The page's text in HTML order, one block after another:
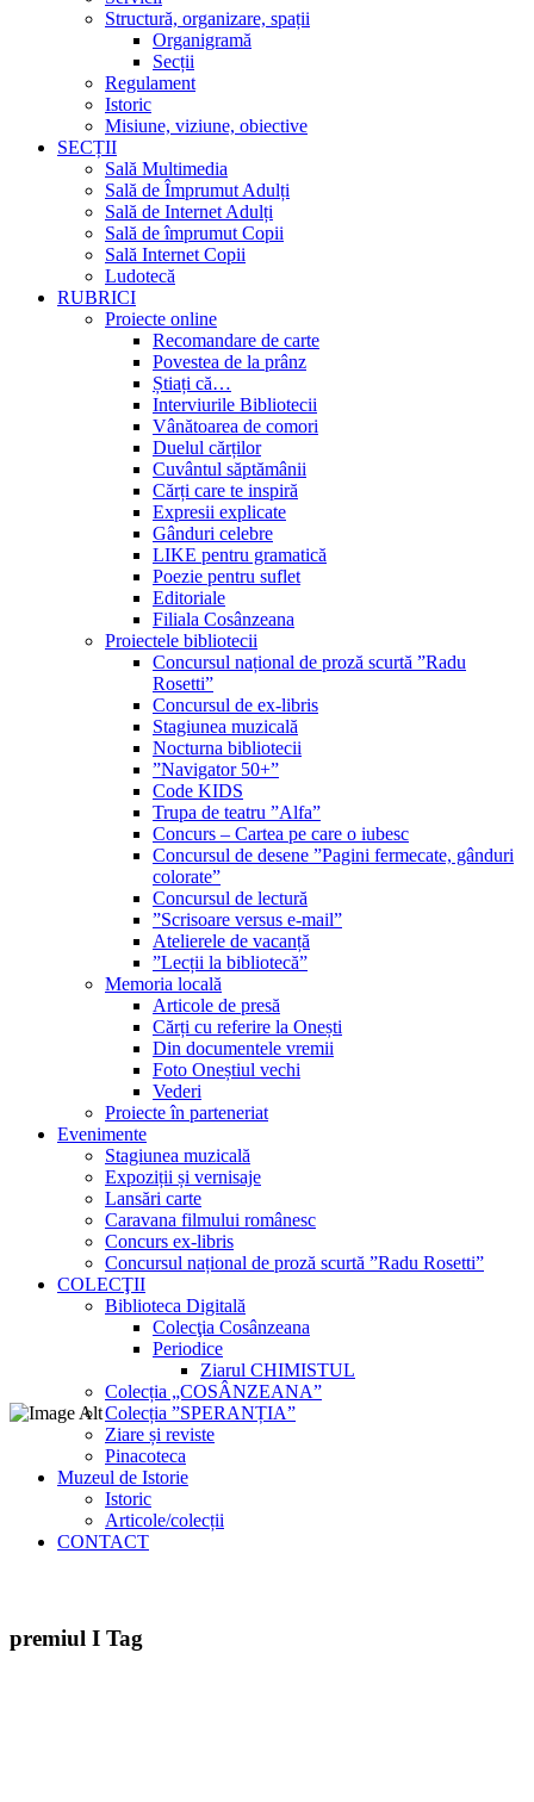
Structură, organizare, spații
Organigramă
Secții
Regulament
Istoric
Misiune, viziune, obiective
SECȚII
Sală Multimedia
Sală de Împrumut Adulți
Sală de Internet Adulți
Sală de împrumut Copii
Sală Internet Copii
Ludotecă
RUBRICI
Proiecte online
Recomandare de carte
Povestea de la prânz
Știați că…
Interviurile Bibliotecii
Vânătoarea de comori
Duelul cărților
Cuvântul săptămânii
Cărți care te inspiră
Expresii explicate
Gânduri celebre
LIKE pentru gramatică
Poezie pentru suflet
Editoriale
Filiala Cosânzeana
Proiectele bibliotecii
Concursul național de proză scurtă ”Radu
Rosetti”
Concursul de ex-libris
Stagiunea muzicală
Nocturna bibliotecii
”Navigator 50+”
Code KIDS
Trupa de teatru ”Alfa”
Concurs – Cartea pe care o iubesc
Concursul de desene ”Pagini fermecate, gânduri
colorate”
Concursul de lectură
”Scrisoare versus e-mail”
Atelierele de vacanță
”Lecții la bibliotecă”
Memoria locală
Articole de presă
Cărți cu referire la Onești
Din documentele vremii
Foto Oneștiul vechi
Vederi
Proiecte în parteneriat
Evenimente
Stagiunea muzicală
Expoziții și vernisaje
Lansări carte
Caravana filmului românesc
Concurs ex-libris
Concursul național de proză scurtă ”Radu Rosetti”
COLECŢII
Biblioteca Digitală
Colecţia Cosânzeana
Periodice
Ziarul CHIMISTUL
Colecția „COSÂNZEANA”
Colecția ”SPERANȚIA”
Ziare și reviste
Pinacoteca
Muzeul de Istorie
Istoric
Articole/colecții
CONTACT
premiul I Tag